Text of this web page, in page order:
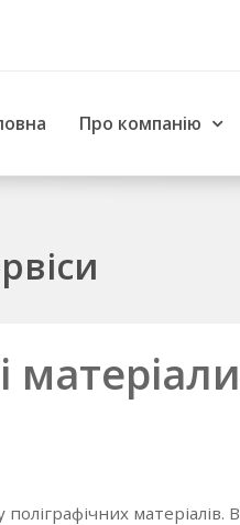
Про компанію
матеріалів.